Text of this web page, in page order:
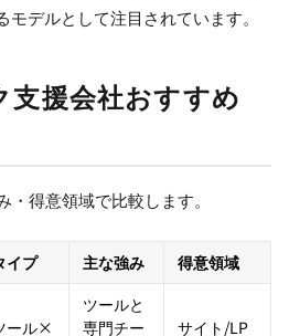
デルとして注目されています。
支援会社おすすめ
得意領域で比較します。
イプ 主な強み 得意領域
ール×
ツールと
専門チー
サイト/LP